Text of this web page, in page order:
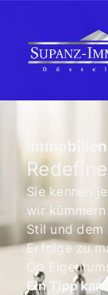
Sie kennen
wir
Stil und dem
Erfolge zu
Ob
Ein Tipp